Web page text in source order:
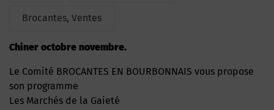
Brocantes, Ventes
Chiner octobre novembre.
Le Comité BROCANTES EN BOURBONNAIS vous propose
son programme
Les Marchés de la Gaieté